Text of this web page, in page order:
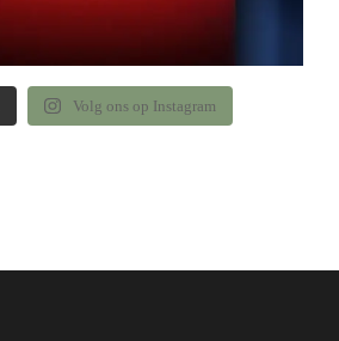
Volg ons op Instagram